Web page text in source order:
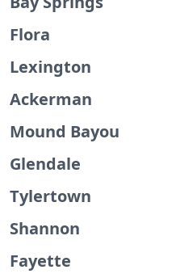
Flora
Lexington
Ackerman
Mound Bayou
Glendale
Tylertown
Shannon
Fayette